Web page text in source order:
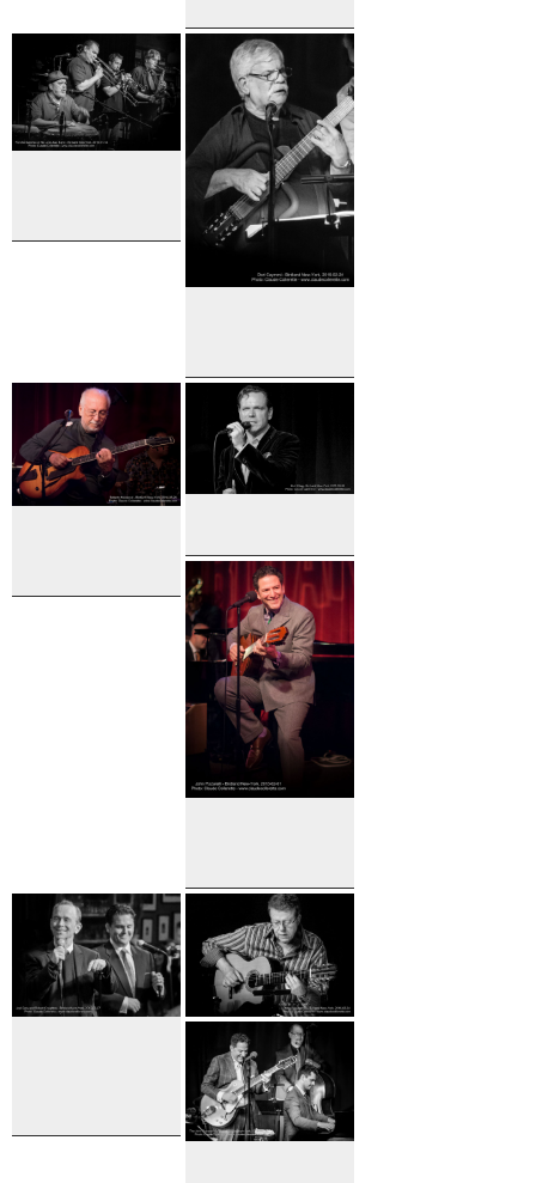
The
Birdland Big
Band with
Tommy
Igoe
Dori
Caymmi
Kurt Elling
John
Pizzarelli